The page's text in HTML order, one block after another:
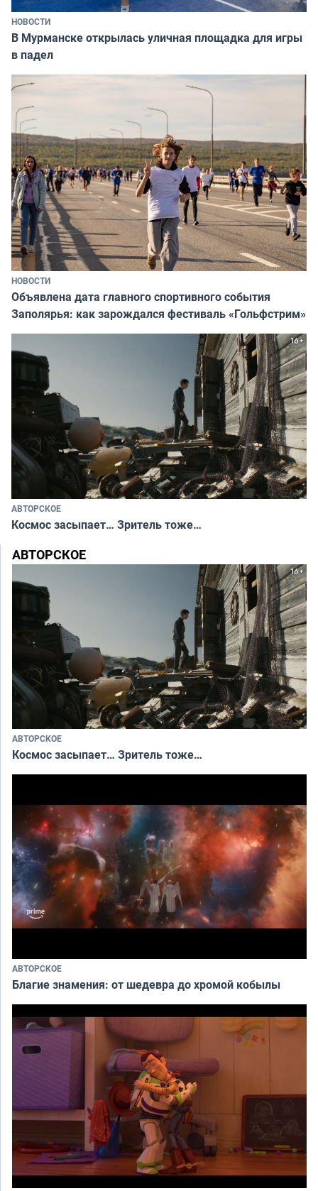
НОВОСТИ
В Мурманске открылась уличная площадка для игры
в падел
НОВОСТИ
Объявлена дата главного спортивного события
Заполярья: как зарождался фестиваль «Гольфстрим»
АВТОРСКОЕ
Космос засыпает… Зритель тоже…
АВТОРСКОЕ
АВТОРСКОЕ
Космос засыпает… Зритель тоже…
АВТОРСКОЕ
Благие знамения: от шедевра до хромой кобылы